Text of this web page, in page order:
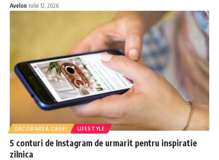
Avelon iulie 12, 2026
DECORAREA CASEI LIFESTYLE
5 conturi de Instagram de urmarit pentru inspiratie
zilnica